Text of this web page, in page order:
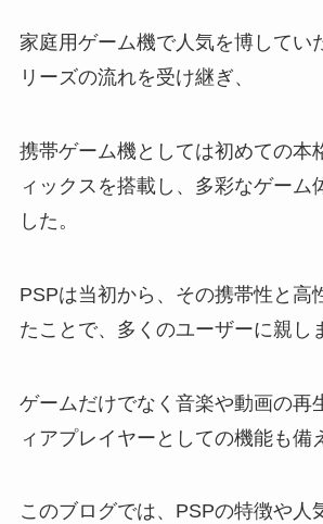
家庭用ゲーム機で人気を博してい
リーズの流れを受け継ぎ、
携帯ゲーム機としては初めての本
ィックスを搭載し、多彩なゲーム
した。
PSPは当初から、その携帯性と高
たことで、多くのユーザーに親し
ゲームだけでなく音楽や動画の再
ィアプレイヤーとしての機能も備
このブログでは、PSPの特徴や人